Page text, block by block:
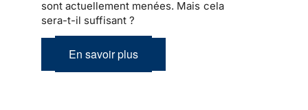
sont actuellement menées. Mais cela
sera-t-il suffisant ?
En savoir plus